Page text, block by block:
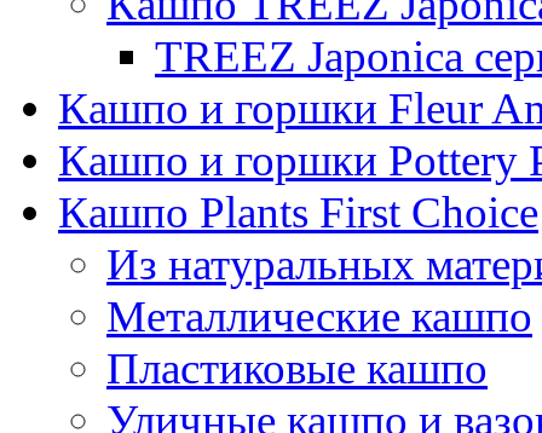
TREEZ Japonica
Кашпо и горшки Fleur
Кашпо и горшки Pottery
Кашпо Plants First Choice
Из натуральных
Металлические кашпо
Пластиковые кашпо
Уличные кашпо и